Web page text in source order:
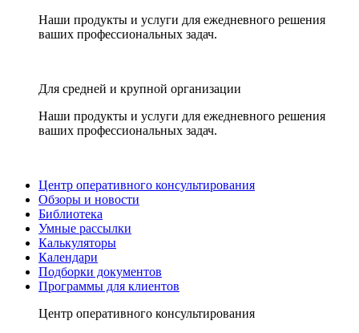
Наши продукты и услуги для ежедневного решения
ваших профессиональных задач.
Для средней и крупной организации
Наши продукты и услуги для ежедневного решения
ваших профессиональных задач.
Центр оперативного консультирования
Обзоры и новости
Библиотека
Умные рассылки
Калькуляторы
Календари
Подборки документов
Программы для клиентов
Центр оперативного консультирования